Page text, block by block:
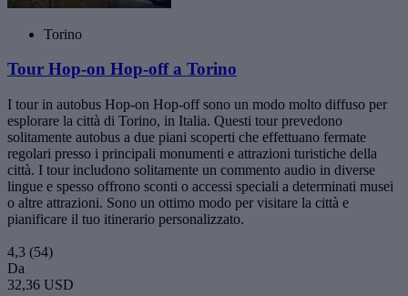
Torino
Tour Hop-on Hop-off a Torino
I tour in autobus Hop-on Hop-off sono un modo molto diffuso per
esplorare la città di Torino, in Italia. Questi tour prevedono
solitamente autobus a due piani scoperti che effettuano fermate
regolari presso i principali monumenti e attrazioni turistiche della
città. I tour includono solitamente un commento audio in diverse
lingue e spesso offrono sconti o accessi speciali a determinati musei
o altre attrazioni. Sono un ottimo modo per visitare la città e
pianificare il tuo itinerario personalizzato.
4,3 (54)
Da
32,36 USD